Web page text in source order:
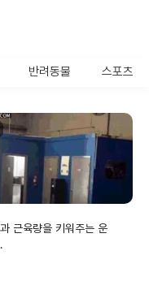
반려동물 스포츠
근육량을 키워주는 운